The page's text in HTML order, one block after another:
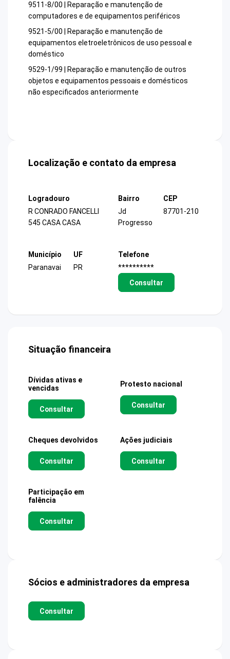
9511-8/00 | Reparação e manutenção de
computadores e de equipamentos periféricos
9521-5/00 | Reparação e manutenção de
equipamentos eletroeletrônicos de uso pessoal e
doméstico
9529-1/99 | Reparação e manutenção de outros
objetos e equipamentos pessoais e domésticos
não especificados anteriormente
Localização e contato da empresa
Logradouro
R CONRADO FANCELLI
545 CASA CASA
Bairro
Jd
Progresso
CEP
87701-210
Município
Paranavai
UF
PR
Telefone
**********
Consultar
Situação financeira
Dívidas ativas e
vencidas
Consultar
Protesto nacional
Consultar
Cheques devolvidos
Consultar
Ações judiciais
Consultar
Participação em
falência
Consultar
Sócios e administradores da empresa
Consultar